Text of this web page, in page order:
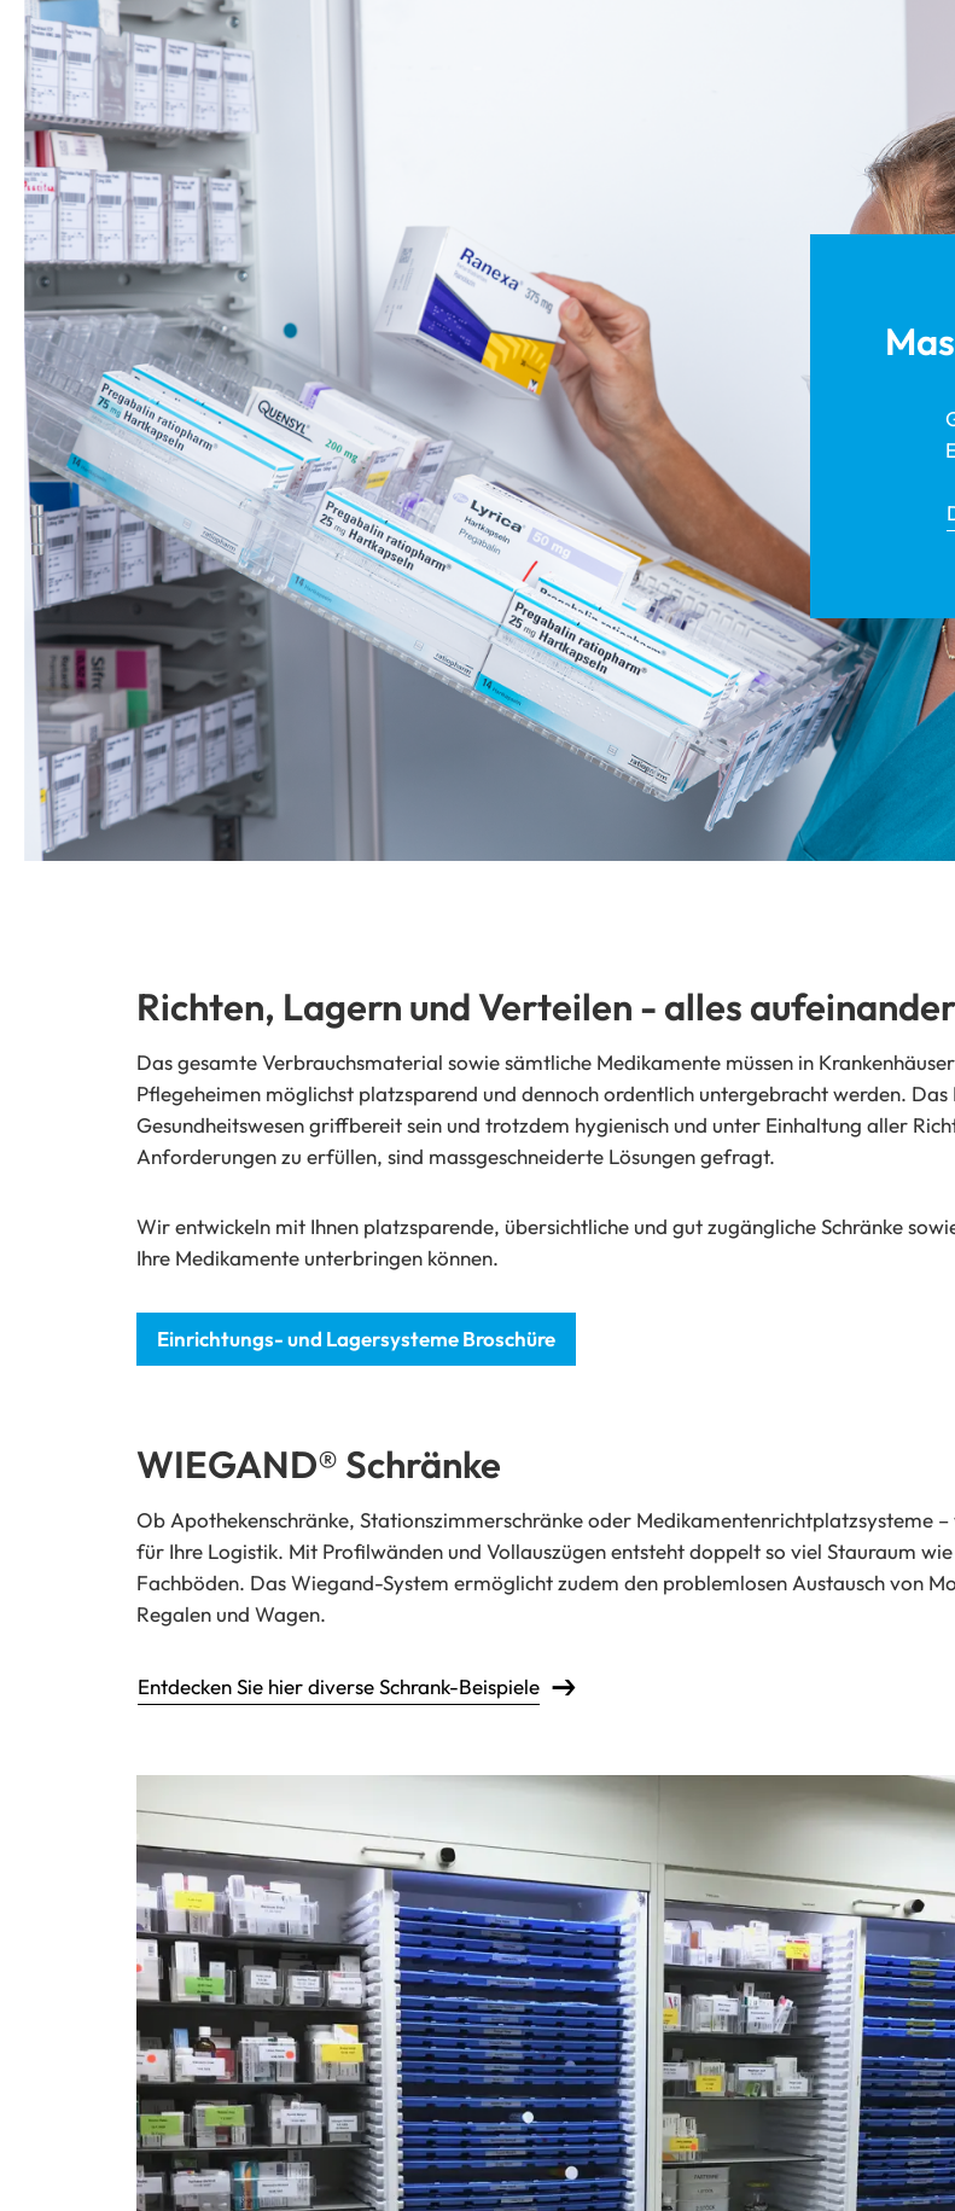
Richten, Lagern und Verteilen - alles
Das gesamte Verbrauchsmaterial sowie sämtliche Medikamente müssen in
Pflegeheimen möglichst platzsparend und dennoch ordentlich untergebracht werden.
Gesundheitswesen griffbereit sein und trotzdem hygienisch und unter Einhaltung aller
Anforderungen zu erfüllen, sind massgeschneiderte Lösungen gefragt.
Wir entwickeln mit Ihnen platzsparende, übersichtliche und gut zugängliche Schränke
Ihre Medikamente unterbringen können.
Einrichtungs- und Lagersysteme Broschüre
WIEGAND® Schränke
Ob Apothekenschränke, Stationszimmerschränke oder Medikamentenrichtplatzsysteme
für Ihre Logistik. Mit Profilwänden und Vollauszügen entsteht doppelt so viel Stauraum
Fachböden. Das Wiegand-System ermöglicht zudem den problemlosen Austausch von
Regalen und Wagen.
Entdecken Sie hier diverse Schrank-Beispiele